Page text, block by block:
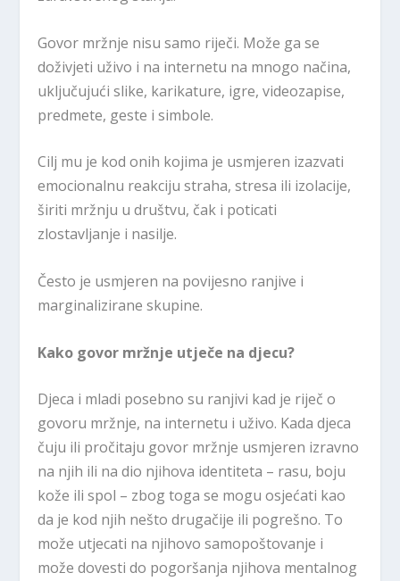
Govor mržnje nisu samo riječi. Može ga se
doživjeti uživo i na internetu na mnogo načina,
uključujući slike, karikature, igre, videozapise,
predmete, geste i simbole.
Cilj mu je kod onih kojima je usmjeren izazvati
emocionalnu reakciju straha, stresa ili izolacije,
širiti mržnju u društvu, čak i poticati
zlostavljanje i nasilje.
Često je usmjeren na povijesno ranjive i
marginalizirane skupine.
Kako govor mržnje utječe na djecu?
Djeca i mladi posebno su ranjivi kad je riječ o
govoru mržnje, na internetu i uživo. Kada djeca
čuju ili pročitaju govor mržnje usmjeren izravno
na njih ili na dio njihova identiteta – rasu, boju
kože ili spol – zbog toga se mogu osjećati kao
da je kod njih nešto drugačije ili pogrešno. To
može utjecati na njihovo samopoštovanje i
može dovesti do pogoršanja njihova mentalnog